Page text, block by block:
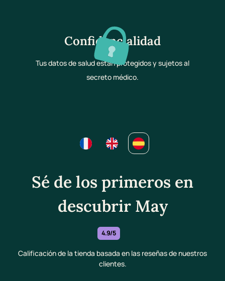
Confidencialidad
Tus datos de salud están protegidos y sujetos al
secreto médico.
Sé de los primeros en
descubrir May
4.9/5
Calificación de la tienda basada en las reseñas de nuestros
clientes.